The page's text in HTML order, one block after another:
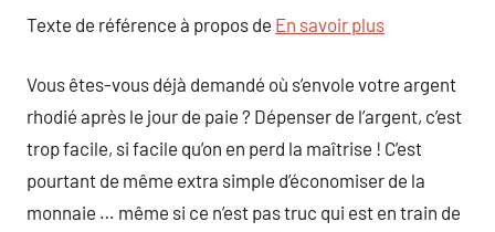
Texte de référence à propos de En savoir plus
Vous êtes-vous déjà demandé où s’envole votre argent
rhodié après le jour de paie ? Dépenser de l’argent, c’est
trop facile, si facile qu’on en perd la maîtrise ! C’est
pourtant de même extra simple d’économiser de la
monnaie … même si ce n’est pas truc qui est en train de